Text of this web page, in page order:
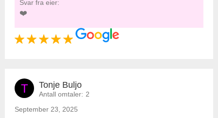
Svar fra eier:
❤️
T Tonje Buljo
Antall omtaler: 2
September 23, 2025